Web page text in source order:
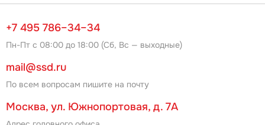
+7 495 786–34–34
Пн-Пт с 08:00 до 18:00 (Сб, Вс — выходные)
mail@ssd.ru
По всем вопросам пишите на почту
Москва, ул. Южнопортовая, д. 7А